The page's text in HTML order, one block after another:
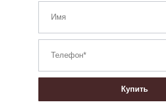
Купить